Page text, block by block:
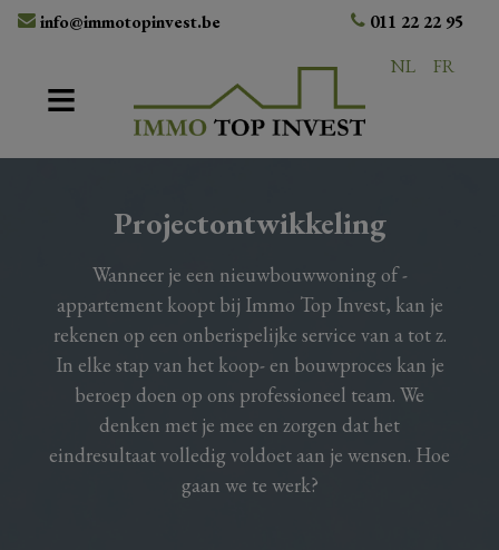
info@immotopinvest.be
011 22 22 95
NL
FR
Projectontwikkeling
Wanneer je een nieuwbouwwoning of -
appartement koopt bij Immo Top Invest, kan je
rekenen op een onberispelijke service van a tot z.
In elke stap van het koop- en bouwproces kan je
beroep doen op ons professioneel team. We
denken met je mee en zorgen dat het
eindresultaat volledig voldoet aan je wensen. Hoe
gaan we te werk?